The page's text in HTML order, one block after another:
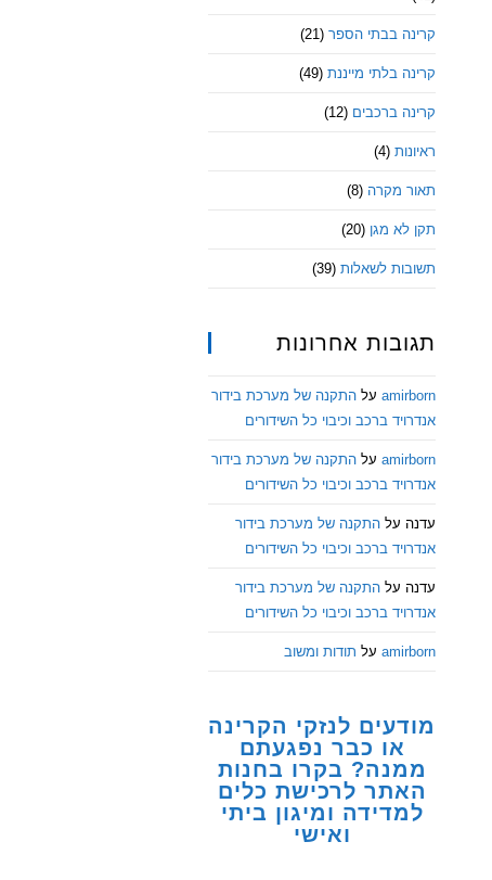
קרינה בבתי הספר (21)
קרינה בלתי מייננת (49)
קרינה ברכבים (12)
ראיונות (4)
תאור מקרה (8)
תקן לא מגן (20)
תשובות לשאלות (39)
תגובות אחרונות
amirborn על התקנה של מערכת בידור
אנדרויד ברכב וכיבוי כל השידורים
amirborn על התקנה של מערכת בידור
אנדרויד ברכב וכיבוי כל השידורים
עדנה על התקנה של מערכת בידור
אנדרויד ברכב וכיבוי כל השידורים
עדנה על התקנה של מערכת בידור
אנדרויד ברכב וכיבוי כל השידורים
amirborn על תודות ומשוב
מודעים לנזקי הקרינה
או כבר נפגעתם
ממנה? בקרו בחנות
האתר לרכישת כלים
למדידה ומיגון ביתי
ואישי